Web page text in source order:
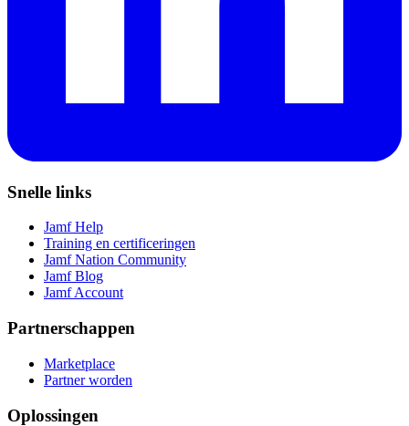
Snelle links
Jamf Help
Training en certificeringen
Jamf Nation Community
Jamf Blog
Jamf Account
Partnerschappen
Marketplace
Partner worden
Oplossingen